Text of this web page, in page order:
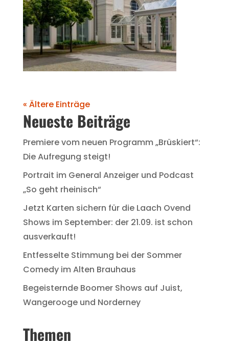
« Ältere Einträge
Neueste Beiträge
Premiere vom neuen Programm „Brüskiert“:
Die Aufregung steigt!
Portrait im General Anzeiger und Podcast
„So geht rheinisch“
Jetzt Karten sichern für die Laach Ovend
Shows im September: der 21.09. ist schon
ausverkauft!
Entfesselte Stimmung bei der Sommer
Comedy im Alten Brauhaus
Begeisternde Boomer Shows auf Juist,
Wangerooge und Norderney
Themen